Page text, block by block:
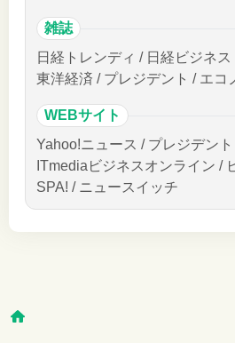
雑誌
日経トレンディ / 日経ビジネス
東洋経済 / プレジデント / エコ
WEBサイト
Yahoo!ニュース / プレジデン
ITmediaビジネスオンライン /
SPA! / ニュースイッチ